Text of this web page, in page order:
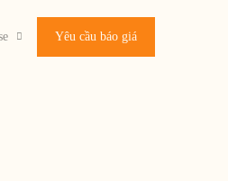
Yêu cầu báo giá